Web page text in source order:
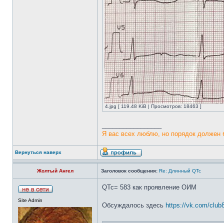
4.jpg [ 119.48 KiB | Просмотров: 18463 ]
Я вас всех люблю, но порядок должен
Вернуться наверх
Жолтый Ангел Заголовок сообщения: Re: Длинный QTc
Site Admin
QTc= 583 как проявление ОИМ
Обсуждалось здесь https://vk.com/